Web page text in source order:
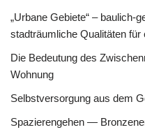
„Urbane Gebiete“ – baulich-
stadträumliche Qualitäten
Die Bedeutung des
Wohnung
Selbstversorgung aus dem
Spazierengehen —